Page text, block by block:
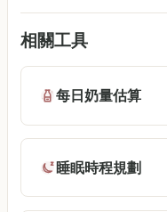
相關工具
每日奶量估算
睡眠時程規劃